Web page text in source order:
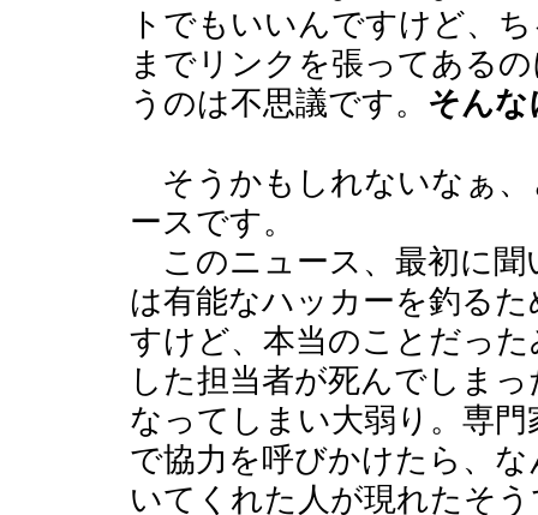
トでもいいんですけど、
までリンクを張ってある
うのは不思議です。 そん
そうかもしれないなぁ、
ースです。
このニュース、最初に聞
は有能なハッカーを釣る
すけど、本当のことだっ
した担当者が死んでしま
なってしまい大弱り。専
で協力を呼びかけたら、
いてくれた人が現れたそ